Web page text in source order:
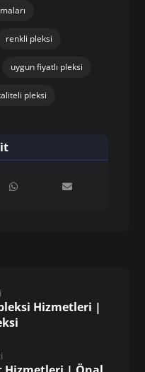
renkli pleksi
uygun fiyatlı pleksi
pleksi
Hizmetleri |